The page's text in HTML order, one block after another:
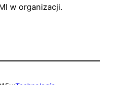
w organizacji.